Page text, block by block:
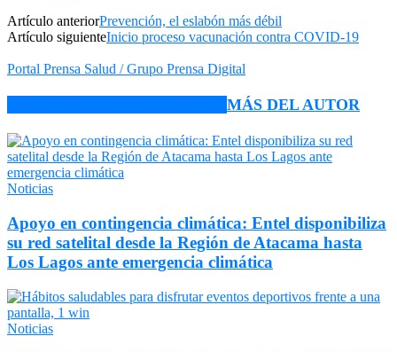
Artículo anteriorPrevención, el eslabón más débil
Artículo siguienteInicio proceso vacunación contra COVID-19
Portal Prensa Salud / Grupo Prensa Digital
MÁS DEL AUTOR
Noticias
Apoyo en contingencia climática: Entel disponibiliza
su red satelital desde la Región de Atacama hasta
Los Lagos ante emergencia climática
Noticias